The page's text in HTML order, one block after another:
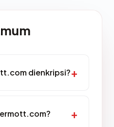
dienkripsi?